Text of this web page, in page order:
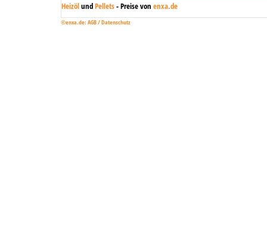
HeizölundPellets- Preise von enxa.de
©enxa.de: AGB /Datenschutz